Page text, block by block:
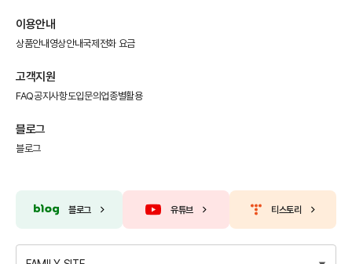
이용안내
상품안내 영상안내국제전화 요금
고객지원
FAQ공지사항도입문의 업종별활용
블로그
블로그
블로그 유튜브 티스토리